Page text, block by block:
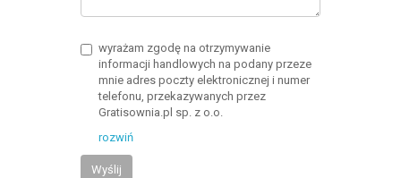
wyrażam zgodę na otrzymywanie
informacji handlowych na podany przeze
mnie adres poczty elektronicznej i numer
telefonu, przekazywanych przez
Gratisownia.pl sp. z o.o.
rozwiń
Wyślij